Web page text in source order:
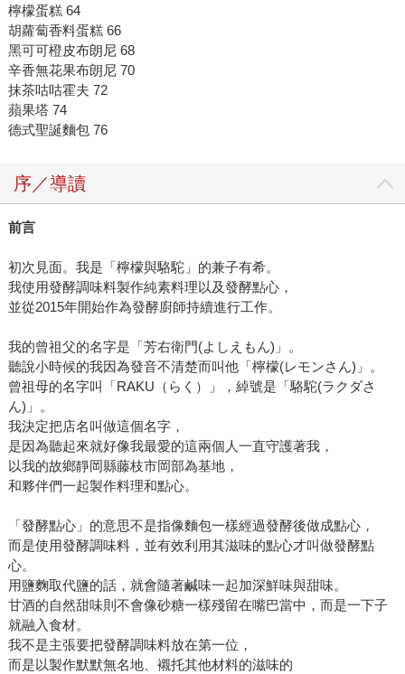
檸檬蛋糕 64
胡蘿蔔香料蛋糕 66
黑可可橙皮布朗尼 68
辛香無花果布朗尼 70
抹茶咕咕霍夫 72
蘋果塔 74
德式聖誕麵包 76
序／導讀
前言
初次見面。我是「檸檬與駱駝」的兼子有希。
我使用發酵調味料製作純素料理以及發酵點心，
並從2015年開始作為發酵廚師持續進行工作。
我的曾祖父的名字是「芳右衛門(よしえもん)」。
聽說小時候的我因為發音不清楚而叫他「檸檬(レモンさん)」。
曾祖母的名字叫「RAKU（らく）」，綽號是「駱駝(ラクダさ
ん)」。
我決定把店名叫做這個名字，
是因為聽起來就好像我最愛的這兩個人一直守護著我，
以我的故鄉靜岡縣藤枝市岡部為基地，
和夥伴們一起製作料理和點心。
「發酵點心」的意思不是指像麵包一樣經過發酵後做成點心，
而是使用發酵調味料，並有效利用其滋味的點心才叫做發酵點
心。
用鹽麴取代鹽的話，就會隨著鹹味一起加深鮮味與甜味。
甘酒的自然甜味則不會像砂糖一樣殘留在嘴巴當中，而是一下子
就融入食材。
我不是主張要把發酵調味料放在第一位，
而是以製作默默無名地、襯托其他材料的滋味的